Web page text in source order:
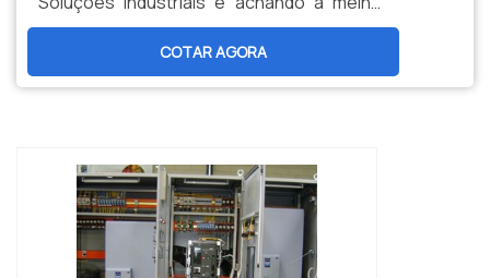
informação em particularidade do
mercado.Quando a dúvida é linha de vida,
com a Eletro Lima poderá achar
intenção de trabalhos em
altura.INFORMAÇÕES RELEVANTES SOBRE
LINHA DE ...
COTAR AGORA